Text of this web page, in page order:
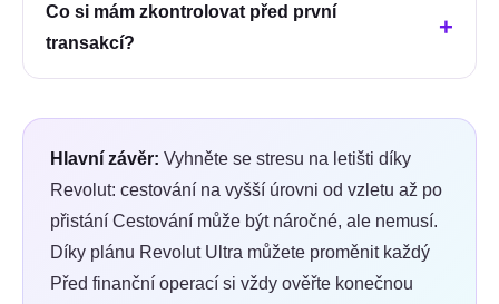
Co si mám zkontrolovat před první
transakcí?
Hlavní závěr: Vyhněte se stresu na letišti díky
Revolut: cestování na vyšší úrovni od vzletu až po
přistání Cestování může být náročné, ale nemusí.
Díky plánu Revolut Ultra můžete proměnit každý
Před finanční operací si vždy ověřte konečnou